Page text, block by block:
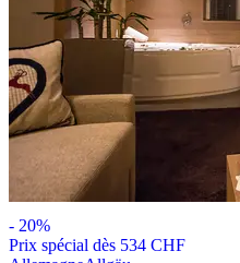
- 20%
Prix ​​spécial dès 534 CHF